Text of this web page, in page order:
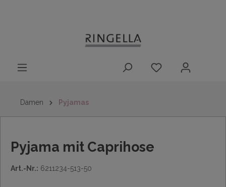
Damen Pyjamas
Pyjama mit Caprihose
Art.-Nr.: 6211234-513-50